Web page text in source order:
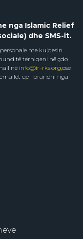
nga Islamic Relief
dhe SMS-it.
me kujdesin
të tërhiqeni në çdo
në info@ir-rks.org,ose
që i pranoni nga